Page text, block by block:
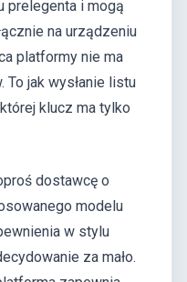
prelegenta i mogą
na urządzeniu
platformy nie ma
jak wysłanie listu
klucz ma tylko
dostawcę o
modelu
w stylu
za mało.